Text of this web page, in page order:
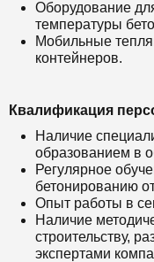
Оборудование
температуры
Мобильные
контейнеров.
Квалификация
Наличие
образованием в
Регулярное
бетонированию
Опыт работы в
Наличие
строительству,
экспертами